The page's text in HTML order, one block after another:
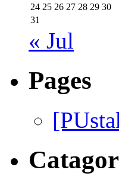
24 25 26 27 28 29 30
31
« Jul
Pages